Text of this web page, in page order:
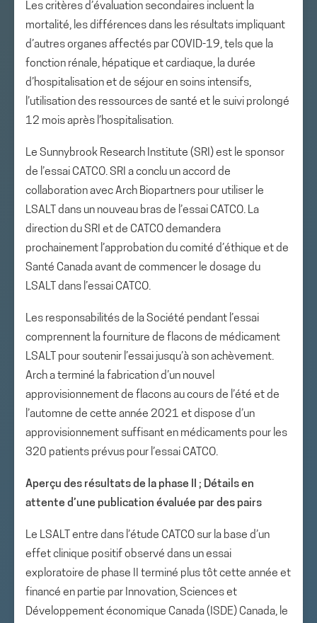
Les critères d’évaluation secondaires incluent la
mortalité, les différences dans les résultats impliquant
d’autres organes affectés par COVID-19, tels que la
fonction rénale, hépatique et cardiaque, la durée
d’hospitalisation et de séjour en soins intensifs,
l’utilisation des ressources de santé et le suivi prolongé
12 mois après l’hospitalisation.
Le Sunnybrook Research Institute (SRI) est le sponsor
de l’essai CATCO. SRI a conclu un accord de
collaboration avec Arch Biopartners pour utiliser le
LSALT dans un nouveau bras de l’essai CATCO. La
direction du SRI et de CATCO demandera
prochainement l’approbation du comité d’éthique et de
Santé Canada avant de commencer le dosage du
LSALT dans l’essai CATCO.
Les responsabilités de la Société pendant l’essai
comprennent la fourniture de flacons de médicament
LSALT pour soutenir l’essai jusqu’à son achèvement.
Arch a terminé la fabrication d’un nouvel
approvisionnement de flacons au cours de l’été et de
l’automne de cette année 2021 et dispose d’un
approvisionnement suffisant en médicaments pour les
320 patients prévus pour l’essai CATCO.
Aperçu des résultats de la phase II ; Détails en
attente d’une publication évaluée par des pairs
Le LSALT entre dans l’étude CATCO sur la base d’un
effet clinique positif observé dans un essai
exploratoire de phase II terminé plus tôt cette année et
financé en partie par Innovation, Sciences et
Développement économique Canada (ISDE) Canada, le